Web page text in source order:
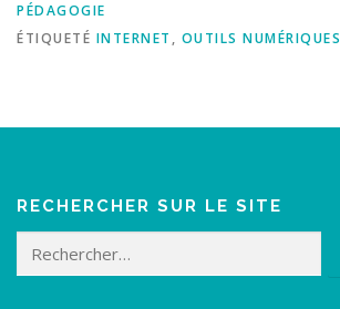
PÉDAGOGIE
ÉTIQUETÉ INTERNET, OUTILS NUMÉRIQUES
RECHERCHER SUR LE SITE
Rechercher :